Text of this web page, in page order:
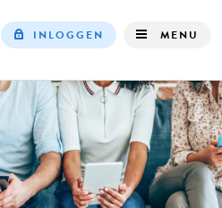
navigation
INLOGGEN MENU